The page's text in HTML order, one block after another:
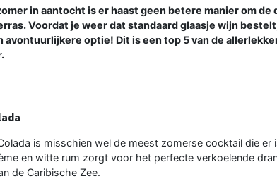
in aantocht is er haast geen betere manier om
Voordat je weer dat standaard glaasje wijn
avontuurlijkere optie! Dit is een top 5 van de
is misschien wel de meest zomerse cocktail die er
en witte rum zorgt voor het perfecte verkoelende
de Caribische Zee.